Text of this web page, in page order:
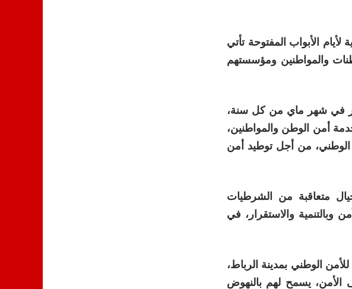
الأبواب المفتوحة تأتي
والمواطنين ومؤسستهم
في شهر ماي من كل سنة،
أمن الوطن والمواطنين،
الوطني، من أجل توطيد أمن
متعاقبة من الشرطيات
والاستقرار، في
الوطني بمدينة الرباط،
الأمن، يسمح لهم بالنهوض